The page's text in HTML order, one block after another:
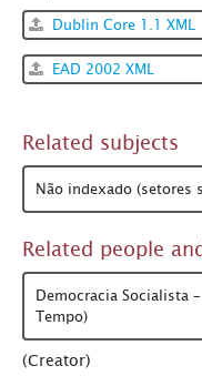
Dublin Core 1.1 XML
EAD 2002 XML
Related subjects
Não indexado (setores
Related people
Democracia Socialista
Tempo)
(Creator)